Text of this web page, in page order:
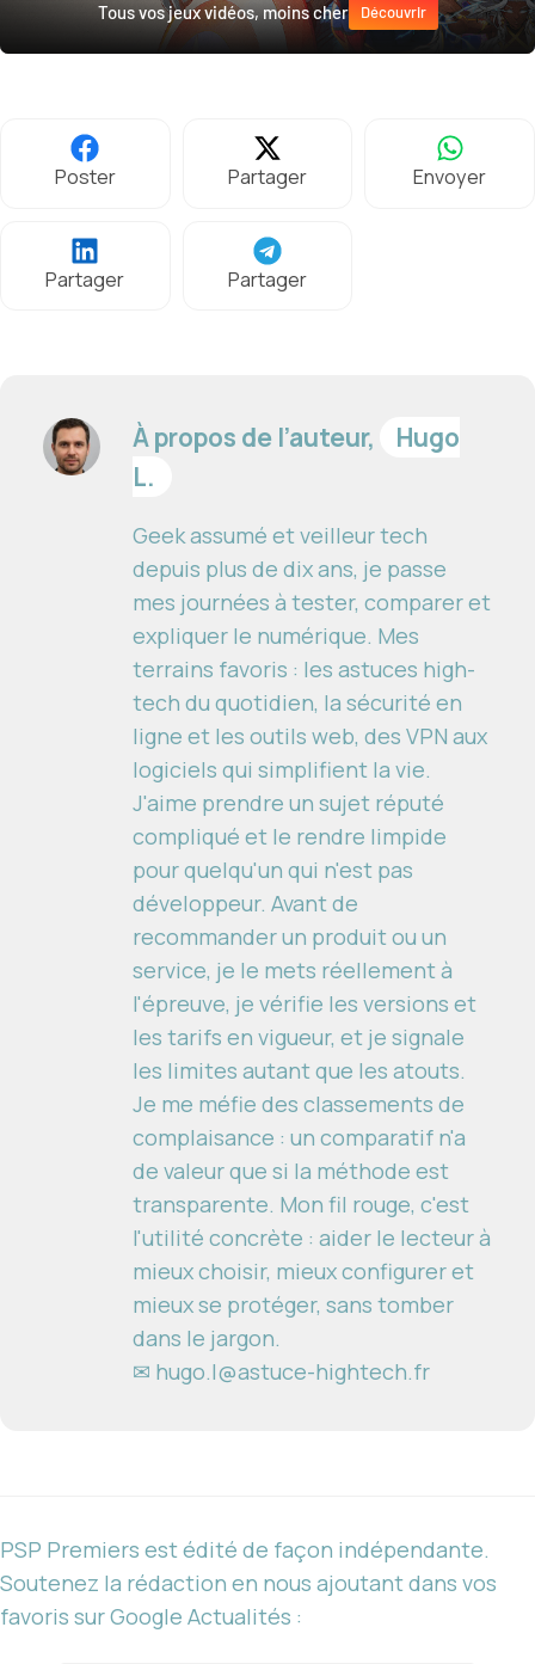
Tous vos jeux vidéos, moins cher Découvrir
Poster Partager Envoyer
Partager Partager
À propos de l’auteur,
Hugo
L.
Geek assumé et veilleur tech
depuis plus de dix ans, je passe
mes journées à tester, comparer et
expliquer le numérique. Mes
terrains favoris : les astuces high-
tech du quotidien, la sécurité en
ligne et les outils web, des VPN aux
logiciels qui simplifient la vie.
J'aime prendre un sujet réputé
compliqué et le rendre limpide
pour quelqu'un qui n'est pas
développeur. Avant de
recommander un produit ou un
service, je le mets réellement à
l'épreuve, je vérifie les versions et
les tarifs en vigueur, et je signale
les limites autant que les atouts.
Je me méfie des classements de
complaisance : un comparatif n'a
de valeur que si la méthode est
transparente. Mon fil rouge, c'est
l'utilité concrète : aider le lecteur à
mieux choisir, mieux configurer et
mieux se protéger, sans tomber
dans le jargon.
✉ hugo.l@astuce-hightech.fr
PSP Premiers est édité de façon indépendante.
Soutenez la rédaction en nous ajoutant dans vos
favoris sur Google Actualités :